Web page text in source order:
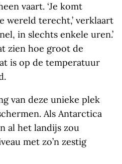
vaart. ‘Je komt
wereld terecht,’ verklaart
in slechts enkele uren.’
zien hoe groot de
is op de temperatuur
van deze unieke plek
Als Antarctica
al het landijs zou
met zo’n zestig